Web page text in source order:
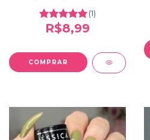
(1)
R$8,99